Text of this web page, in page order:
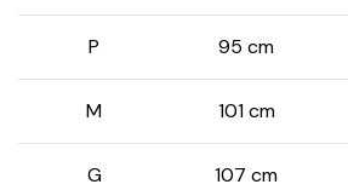
P 95 cm
M 101 cm
G 107 cm